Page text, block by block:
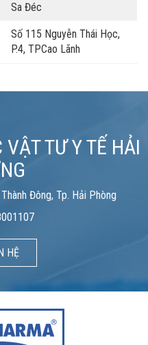
Sa Đéc
Số 115 Nguyễn Thái Học,
P.4, TPCao Lãnh
VẬT TƯ Y TẾ HẢI
Đông, Tp. Hải Phòng
HỆ